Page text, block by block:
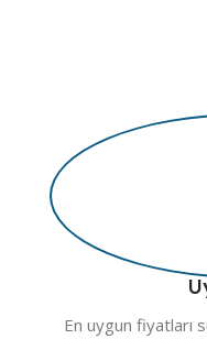
En uygun fiyatları